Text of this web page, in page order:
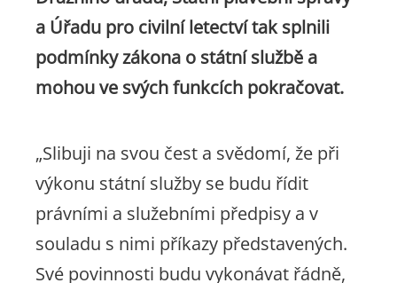
a Úřadu pro civilní letectví tak splnili
podmínky zákona o státní službě a
mohou ve svých funkcích pokračovat.
„Slibuji na svou čest a svědomí, že při
výkonu státní služby se budu řídit
právními a služebními předpisy a v
souladu s nimi příkazy představených.
Své povinnosti budu vykonávat řádně,